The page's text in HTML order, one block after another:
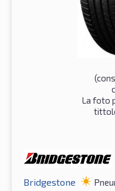
La foto
Bridgestone